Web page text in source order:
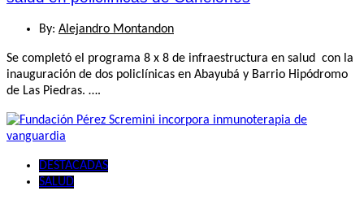
By: Alejandro Montandon
Se completó el programa 8 x 8 de infraestructura en salud con la
inauguración de dos policlínicas en Abayubá y Barrio Hipódromo
de Las Piedras. ….
DESTACADAS
SALUD